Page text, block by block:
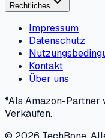
Rechtliches
Impressum
Datenschutz
Kontakt
Über uns
*Als Amazon-Partner
Verkäufen.